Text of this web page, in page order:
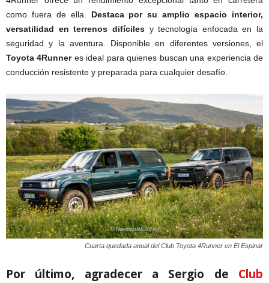
como fuera de ella. Destaca por su amplio espacio interior,
versatilidad en terrenos difícilesy tecnología enfocada en la
seguridad y la aventura. Disponible en diferentes versiones, el
Toyota 4Runneres ideal para quienes buscan una experiencia de
conducción resistente y preparada para cualquier desafío.
Cuarta quedada anual del Club Toyota 4Runner en El Espinar
Por último, agradecer a Sergio de Club